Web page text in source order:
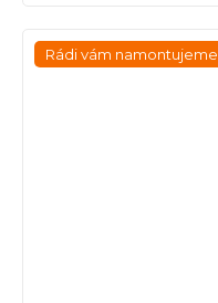
Rádi vám namontujeme